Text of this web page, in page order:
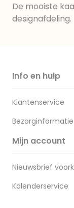
De mooiste
designafdeling.
Info en hulp
Klantenservice
Bezorginformatie
Mijn account
Nieuwsbrief
Kalenderservice